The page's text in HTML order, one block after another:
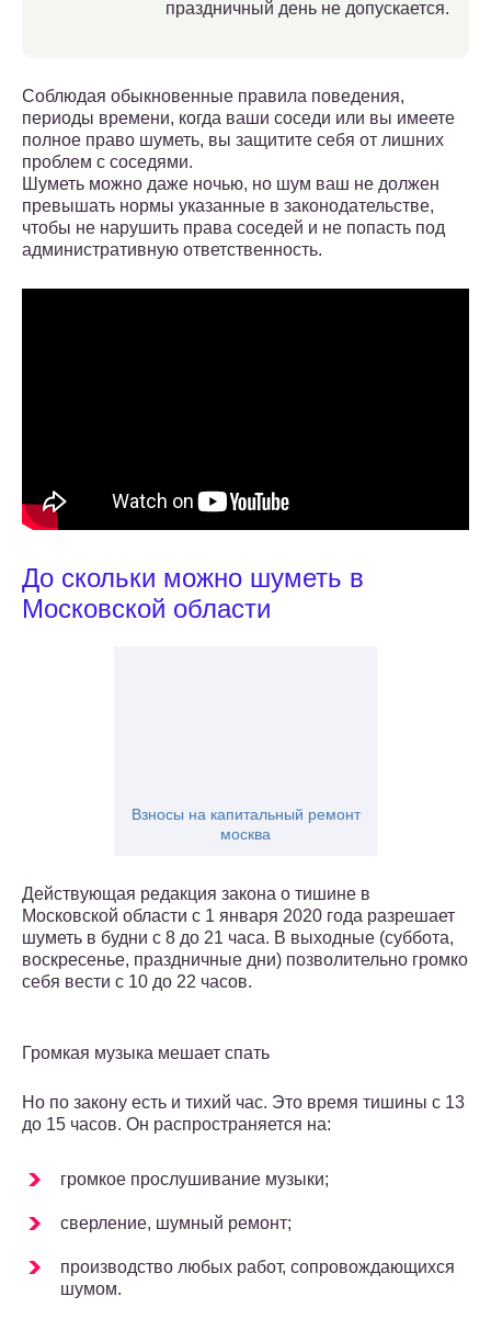
праздничный день не допускается.
Соблюдая обыкновенные правила поведения,
периоды времени, когда ваши соседи или вы имеете
полное право шуметь, вы защитите себя от лишних
проблем с соседями.
Шуметь можно даже ночью, но шум ваш не должен
превышать нормы указанные в законодательстве,
чтобы не нарушить права соседей и не попасть под
административную ответственность.
До скольки можно шуметь в
Московской области
Взносы на капитальный ремонт
москва
Действующая редакция закона о тишине в
Московской области с 1 января 2020 года разрешает
шуметь в будни с 8 до 21 часа. В выходные (суббота,
воскресенье, праздничные дни) позволительно громко
себя вести с 10 до 22 часов.
Громкая музыка мешает спать
Но по закону есть и тихий час. Это время тишины с 13
до 15 часов. Он распространяется на:
громкое прослушивание музыки;
сверление, шумный ремонт;
производство любых работ, сопровождающихся
шумом.